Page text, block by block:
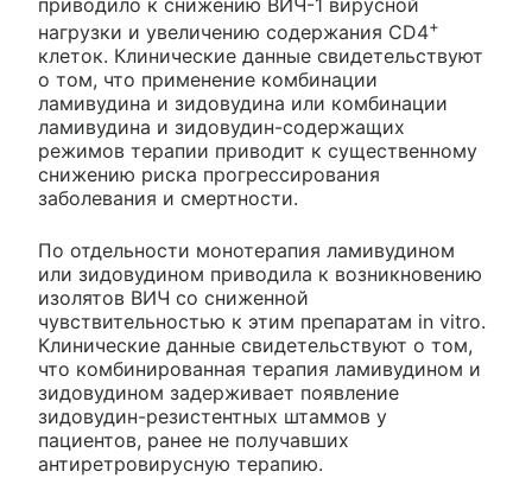
приводило к снижению ВИЧ-1 вирусной
нагрузки и увеличению содержания CD4+
клеток. Клинические данные свидетельствуют
о том, что применение комбинации
ламивудина и зидовудина или комбинации
ламивудина и зидовудин-содержащих
режимов терапии приводит к существенному
снижению риска прогрессирования
заболевания и смертности.
По отдельности монотерапия ламивудином
или зидовудином приводила к возникновению
изолятов ВИЧ со сниженной
чувствительностью к этим препаратам in vitro.
Клинические данные свидетельствуют о том,
что комбинированная терапия ламивудином и
зидовудином задерживает появление
зидовудин-резистентных штаммов у
пациентов, ранее не получавших
антиретровирусную терапию.